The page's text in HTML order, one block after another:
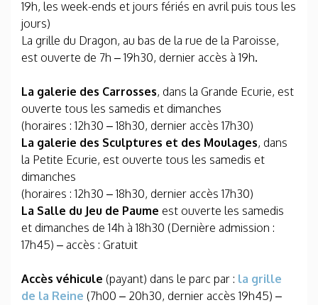
19h, les week-ends et jours fériés en avril puis tous les
jours)
La grille du Dragon, au bas de la rue de la Paroisse,
est ouverte de 7h – 19h30, dernier accès à 19h.
La galerie des Carrosses, dans la Grande Ecurie, est
ouverte tous les samedis et dimanches
(horaires : 12h30 – 18h30, dernier accès 17h30)
La galerie des Sculptures et des Moulages, dans
la Petite Ecurie, est ouverte tous les samedis et
dimanches
(horaires : 12h30 – 18h30, dernier accès 17h30)
La Salle du Jeu de Paume est ouverte les samedis
et dimanches de 14h à 18h30 (Dernière admission :
17h45) – accès : Gratuit
Accès véhicule (payant) dans le parc par : la grille
de la Reine (7h00 – 20h30, dernier accès 19h45) –